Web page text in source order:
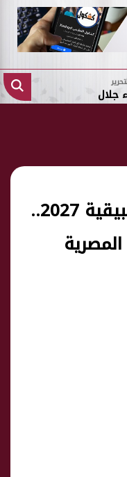
جلال
عاجل|التكنولوجيا التطبيقية 2027..